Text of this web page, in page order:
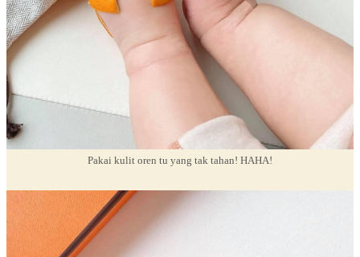
Pakai kulit oren tu yang tak tahan! HAHA!